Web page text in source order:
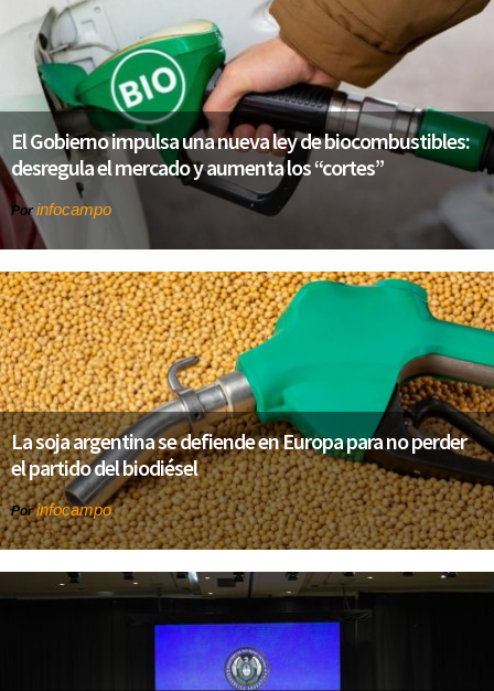
El Gobierno impulsa una nueva ley de biocombustibles:
desregula el mercado y aumenta los “cortes”
Porinfocampo
La soja argentina se defiende en Europa para no perder
el partido del biodiésel
Porinfocampo